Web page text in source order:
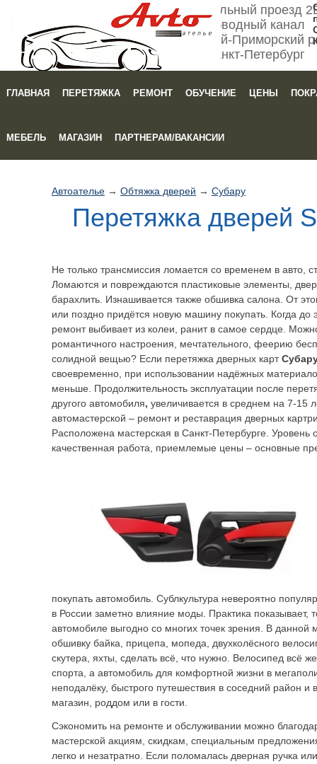
Мебельный проезд
Обводный канал
Кировский-Приморский
Санкт-Петербург
ГЛАВНАЯ ПЕРЕТЯЖКА РЕМОНТ ОБУЧЕНИЕ ЦЕНЫ
МЕБЕЛЬ МАГАЗИН ПАРТНЕРАМ/ВАКАНСИИ
Автоателье → Обтяжка дверей → Субару
Перетяжка дверей
Не только трансмиссия ломается со временем в авто,
Ломаются и повреждаются пластиковые элементы,
барахлить. Изнашивается также обшивка салона. От
или поздно придётся новую машину покупать. Когда до
ремонт выбивает из колеи, ранит в самое сердце.
романтичного настроения, мечтательного, феерию
солидной вещью? Если перетяжка дверных карт
своевременно, при использовании надёжных
меньше. Продолжительность эксплуатации после
другого автомобиля, увеличивается в среднем на 7-15
автомастерской – ремонт и реставрация дверных
Расположена мастерская в Санкт-Петербурге. Уровень
качественная работа, приемлемые цены – основные
покупать автомобиль. Сублкультура невероятно
в России заметно влияние моды. Практика показывает,
автомобиле выгодно со многих точек зрения. В данной
обшивку байка, прицепа, мопеда, двухколёсного
скутера, яхты, сделать всё, что нужно. Велосипед всё
спорта, а автомобиль для комфортной жизни в
неподалёку, быстрого путешествия в соседний район и
магазин, роддом или в гости.
Сэкономить на ремонте и обслуживании можно
мастерской акциям, скидкам, специальным
легко и незатратно. Если поломалась дверная ручка